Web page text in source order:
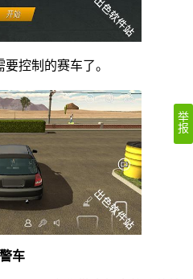
控制的赛车了。
车
举
报